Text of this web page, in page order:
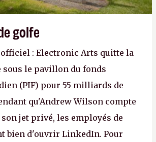
golfe
officiel : Electronic Arts quitte la
sous le pavillon du fonds
(PIF) pour 55 milliards de
qu'Andrew Wilson compte
jet privé, les employés de
bien d'ouvrir LinkedIn. Pour